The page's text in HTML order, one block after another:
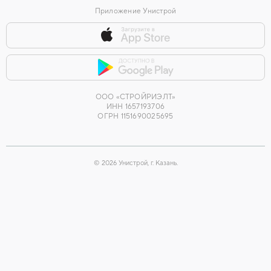
Приложение Унистрой
ООО «СТРОЙРИЭЛТ»
ИНН 1657193706
ОГРН 1151690025695
© 2026Унистрой, г. Казань.